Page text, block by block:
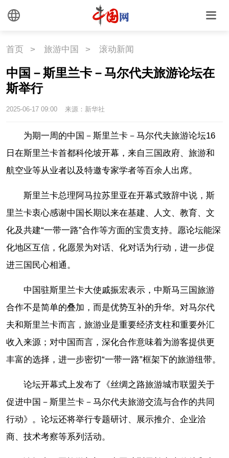
心理
首页 > 旅游中国 > 滚动新闻
中国－斯里兰卡－马尔代夫旅游论坛在
斯举行
2025-06-17 09:00 来源：新华社
为期一周的中国－斯里兰卡－马尔代夫旅游论坛16
日在斯里兰卡首都科伦坡开幕，来自三国政府、旅游和
航空业等从业者以及特邀专家学者等百余人出席。
斯里兰卡总理阿马拉苏里亚在开幕式致辞中说，斯
里兰卡衷心感谢中国长期以来在基建、人文、教育、文
化及共建“一带一路”合作等方面的宝贵支持。愿论坛能深
化地区互信，化愿景为对话、化对话为行动，进一步促
进三国民心相通。
中国驻斯里兰卡大使戚振宏表示，中斯马三国旅游
合作不是简单的叠加，而是优势互补的升华。对马尔代
夫和斯里兰卡而言，旅游业是重要经济支柱和重要外汇
收入来源；对中国而言，深化合作意味着为游客提供更
丰富的选择，进一步密切“一带一路”框架下的旅游纽带。
论坛开幕式上发布了《丝绸之路旅游城市联盟关于
促进中国－斯里兰卡－马尔代夫旅游交流与合作的共同
行动》。论坛还将举行专题研讨、展示推介、企业洽
商、技术考察等系列活动。